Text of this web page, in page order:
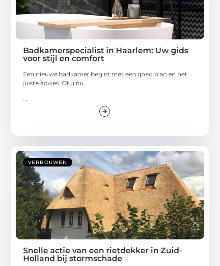
Badkamerspecialist in Haarlem: Uw gids
voor stijl en comfort
Een nieuwe badkamer begint met een goed plan en het
juiste advies. Of u nu
...
VERBOUWEN
Snelle actie van een rietdekker in Zuid-
Holland bij stormschade